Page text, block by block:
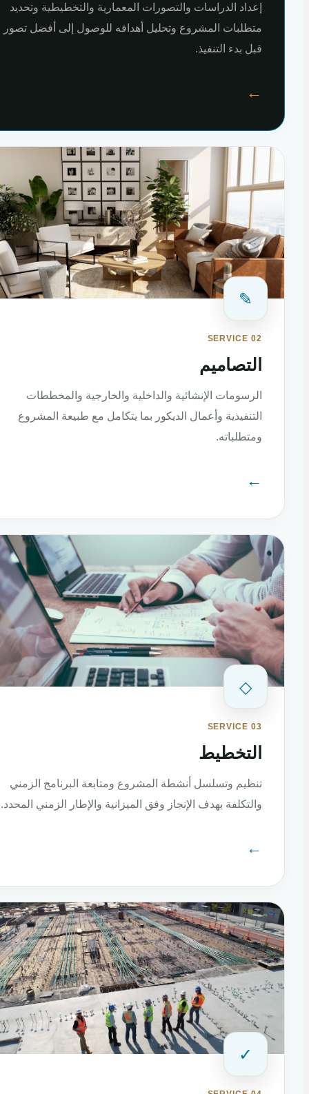
إعداد الدراسات والتصورات المعمارية والتخطيطية وتحديد
متطلبات المشروع وتحليل أهدافه للوصول إلى أفضل تصور
قبل بدء التنفيذ.
✎
SERVICE 02
التصاميم
الرسومات الإنشائية والداخلية والخارجية والمخططات
التنفيذية وأعمال الديكور بما يتكامل مع طبيعة المشروع
ومتطلباته.
◇
SERVICE 03
التخطيط
تنظيم وتسلسل أنشطة المشروع ومتابعة البرنامج الزمني
والتكلفة بهدف الإنجاز وفق الميزانية والإطار الزمني المحدد.
✓